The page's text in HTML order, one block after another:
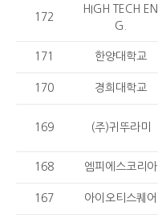
172
HIGH TECH EN
G.
171 한양대학교
170 경희대학교
169 (주)귀뚜라미
168 엠피에스코리아
167 아이오티스퀘어